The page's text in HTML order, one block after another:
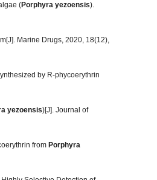
(Porphyra yezoensis).
Marine Drugs, 2020, 18(12),
by R-phycoerythrin
yezoensis)[J]. Journal of
from Porphyra